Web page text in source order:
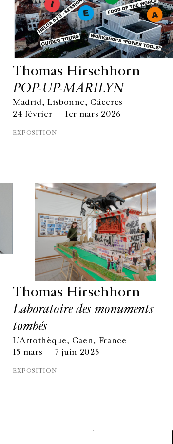
Thomas Hirschhorn
POP-UP-MARILYN
Madrid, Lisbonne, Cáceres
24 février — 1er mars 2026
EXPOSITION
Thomas Hirschhorn
Laboratoire des monuments
tombés
L’Artothèque, Caen, France
15 mars — 7 juin 2025
EXPOSITION
HORAIRES D'OUVERTURE
DU MARDI AU VENDREDI
LE SAMEDI